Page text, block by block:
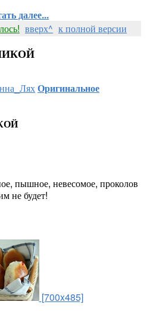
далее...
вверх^ к полной версии
Оригинальное
пышное, невесомое, проколов
не будет!
[700x485]